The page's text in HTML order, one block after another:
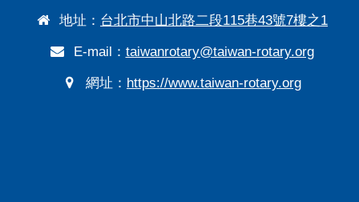
地址： 台北市中山北路二段115巷43號7樓之1
E-mail： taiwanrotary@taiwan-rotary.org
網址： https://www.taiwan-rotary.org